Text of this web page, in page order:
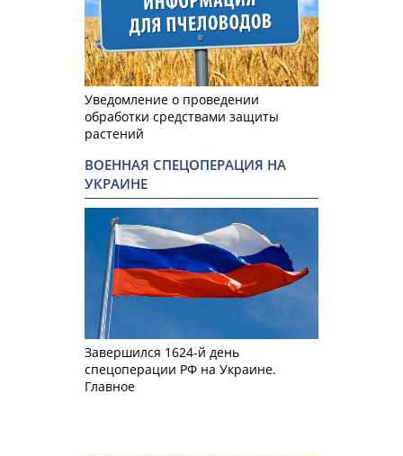
Уведомление о проведении
обработки средствами защиты
растений
ВОЕННАЯ СПЕЦОПЕРАЦИЯ НА
УКРАИНЕ
Завершился 1624-й день
спецоперации РФ на Украине.
Главное